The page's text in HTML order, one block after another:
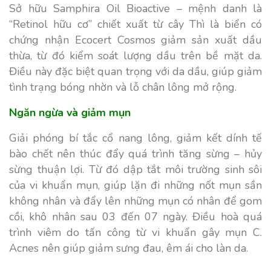
Sở hữu Samphira Oil Bioactive – mệnh danh là
“Retinol hữu cơ” chiết xuất từ cây Thì là biển có
chứng nhận Ecocert Cosmos giảm sản xuất dầu
thừa, từ đó kiểm soát lượng dầu trên bề mặt da.
Điều này đặc biệt quan trọng với da dầu, giúp giảm
tình trạng bóng nhờn và lỗ chân lông mở rộng.
Ngăn ngừa và giảm mụn
Giải phóng bí tắc cổ nang lông, giảm kết dính tế
bào chết nên thúc đẩy quá trình tăng sừng – hủy
sừng thuận lợi. Từ đó dập tắt môi trường sinh sôi
của vi khuẩn mụn, giúp lặn đi những nốt mụn sần
không nhân và đẩy lên những mụn có nhân để gom
cồi, khô nhân sau 03 đến 07 ngày. Điều hoà quá
trình viêm do tấn công từ vi khuẩn gây mụn C.
Acnes nên giúp giảm sưng đau, êm ái cho làn da.